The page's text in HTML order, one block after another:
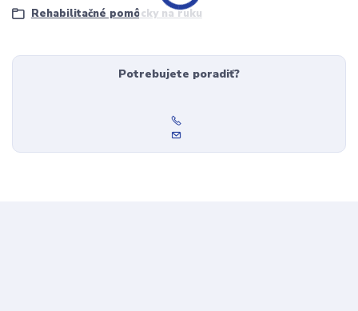
Rehabilitačné pomôcky na ruku
Potrebujete poradiť?